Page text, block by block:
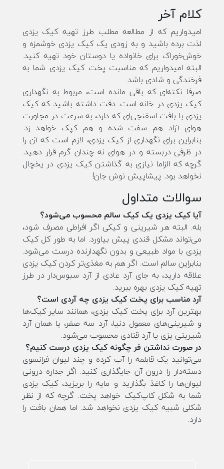
کلام آخر
امیدواریم که از مطالعه مطلب طرز تهیه کیک یزدی
لذت برده باشید و به زودی یک کیک یزدی خوشمزه و
خوش‌خوراک برای خانواده یا دوستان خود تهیه کنید.
البته امیدواریم که مناسبت پخت کیک یزدی شما به
فرخندگی و شادی باشد.
صرفا نکته‌ای که باقی مانده است، مربوط به نگهداری
کیک یزدی در خانه است. دقت داشته باشید که کیک
یزدی با بافت اسفنجی‌ای که دارد، به سرعت در مجاورت
هوای آزاد هم سفت شده و هم کپک خواهد زد.
بنابراین برای نگهداری از کیک یزدی، لازم است که آن را
در ظرفی دربسته و در هوای نه چندان گرم قرار دهید.
گرچه که الزاما نیازی به گذاشتن کیک یزدی در یخچال
نخواهد بود. پیشاپیش نوش جان!
سوالات متداول
آیا کیک یزدی یک کیک سالم محسوب می‌شود؟
بله. البته هر شیرینی و کیکی اگر افراطی مصرف شود،
می‌تواند مشکل قندی پیش بیاورد. اما به طور کل کیک
یزدی با مواد طبیعی و بدون نگهدارنده درست می‌شود.
بنابراین سالم است. اگر هم به مغذی‌تر کردن کیک یزدی
علاقه دارید، به جای آرد عادی از آرد سبوس‌دار در طرز
تهیه کیک یزدی بهره ببرید.
آرد مناسب برای پخت کیک یزدی چه آردی است؟
بهترین آرد برای پخت کیک یزدی، همانند سایر کیک‌ها
و شیرینی‌های معمول دنیا، آرد سه صفر، یا همان آرد
شیرینی پزی یا آرد قنادی محسوب می‌شود.
در صورت نداشتن فر چگونه کیک یزدی درست کنیم؟
می‌توانید یک قابلمه را آب کرده و چند لیوان فرانسوی
دسته‌دار را درون آن جایگذاری کنید. اگر جداره درونی
لیوان‌ها را کاغذ بگذارید و مایه را بریزید، کیک یزدی
شما به شکل کاپ‌کیک خواهد پخت. گرچه که از نظر
شکلی شبیه کیک یزدی نخواهد شد. اما همان بافت را
دارد.